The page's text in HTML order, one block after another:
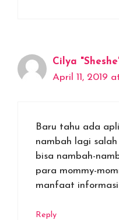
Cilya
April 11, 2019
Baru tahu ada
nambah lagi
bisa nambah-
para mommy-
manfaat
Reply